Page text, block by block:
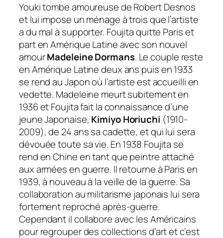
Youki tombe amoureuse de Robert Desnos
et lui impose un ménage à trois que l’artiste
a du mal à supporter. Foujita quitte Paris et
part en Amérique Latine avec son nouvel
amourMadeleine Dormans. Le couple reste
en Amérique Latine deux ans puis en 1933
se rend au Japon où l’artiste est accueilli en
vedette. Madeleine meurt subitement en
1936 et Foujita fait la connaissance d’une
jeune Japonaise, Kimiyo Horiuchi (1910-
2009), de 24 ans sa cadette, et qui lui sera
dévouée toute sa vie. En 1938 Foujita se
rend en Chine en tant que peintre attaché
aux armées en guerre. Il retourne à Paris en
1939, à nouveau à la veille de la guerre. Sa
collaboration au militarisme japonais lui sera
fortement reproché après-guerre.
Cependant il collabore avec les Américains
pour regrouper des collections d’art et c’est